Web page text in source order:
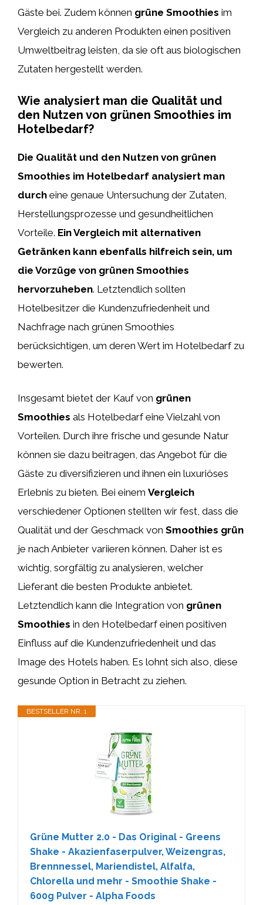
Gäste bei. Zudem können grüne Smoothies im
Vergleich zu anderen Produkten einen positiven
Umweltbeitrag leisten, da sie oft aus biologischen
Zutaten hergestellt werden.
Wie analysiert man die Qualität und
den Nutzen von grünen Smoothies im
Hotelbedarf?
Die Qualität und den Nutzen von grünen
Smoothies im Hotelbedarf analysiert man
durch eine genaue Untersuchung der Zutaten,
Herstellungsprozesse und gesundheitlichen
Vorteile. Ein Vergleich mit alternativen
Getränken kann ebenfalls hilfreich sein, um
die Vorzüge von grünen Smoothies
hervorzuheben. Letztendlich sollten
Hotelbesitzer die Kundenzufriedenheit und
Nachfrage nach grünen Smoothies
berücksichtigen, um deren Wert im Hotelbedarf zu
bewerten.
Insgesamt bietet der Kauf von grünen
Smoothies als Hotelbedarf eine Vielzahl von
Vorteilen. Durch ihre frische und gesunde Natur
können sie dazu beitragen, das Angebot für die
Gäste zu diversifizieren und ihnen ein luxuriöses
Erlebnis zu bieten. Bei einem Vergleich
verschiedener Optionen stellten wir fest, dass die
Qualität und der Geschmack von Smoothies grün
je nach Anbieter variieren können. Daher ist es
wichtig, sorgfältig zu analysieren, welcher
Lieferant die besten Produkte anbietet.
Letztendlich kann die Integration von grünen
Smoothies in den Hotelbedarf einen positiven
Einfluss auf die Kundenzufriedenheit und das
Image des Hotels haben. Es lohnt sich also, diese
gesunde Option in Betracht zu ziehen.
BESTSELLER NR. 1
Grüne Mutter 2.0 - Das Original - Greens
Shake - Akazienfaserpulver, Weizengras,
Brennnessel, Mariendistel, Alfalfa,
Chlorella und mehr - Smoothie Shake -
600g Pulver - Alpha Foods